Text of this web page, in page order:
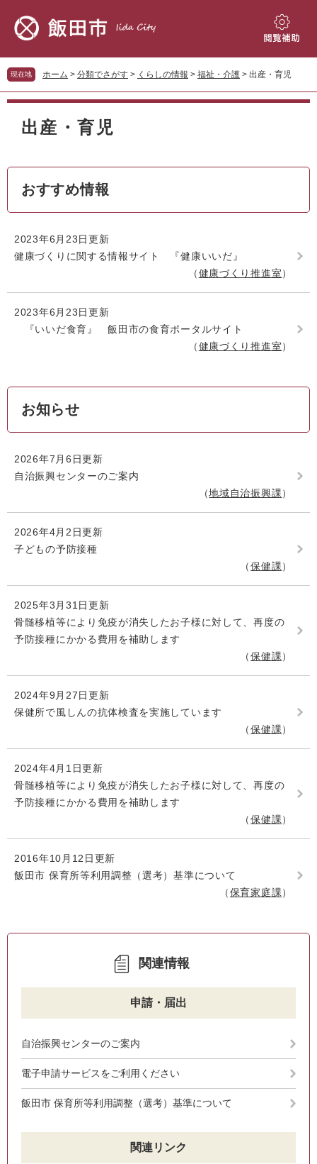
先
頭
を
飛
へ
閲
補
現在地 ホーム > 分類でさがす > くらしの情報 > 福祉・介護 > 出産・育児
本
出産・育児
おすすめ情報
2023年6月23日更新
健康づくりに関する情報サイト 『健康いいだ』
健康づくり推進室
2023年6月23日更新
『いいだ食育』 飯田市の食育ポータルサイト
健康づくり推進室
お知らせ
2026年7月6日更新
自治振興センターのご案内
地域自治振興課
2026年4月2日更新
子どもの予防接種
保健課
2025年3月31日更新
骨髄移植等により免疫が消失したお子様に対して、再度の
予防接種にかかる費用を補助します
保健課
2024年9月27日更新
保健所で風しんの抗体検査を実施しています
保健課
2024年4月1日更新
骨髄移植等により免疫が消失したお子様に対して、再度の
予防接種にかかる費用を補助します
保健課
2016年10月12日更新
飯田市 保育所等利用調整（選考）基準について
保育家庭課
関連情報
申請・届出
自治振興センターのご案内
電子申請サービスをご利用ください
飯田市 保育所等利用調整（選考）基準について
関連リンク